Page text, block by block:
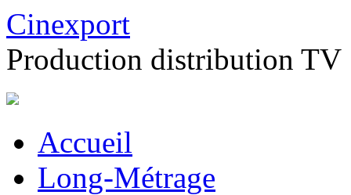
Cinexport
Production distribution TV
Accueil
Long-Métrage